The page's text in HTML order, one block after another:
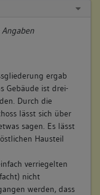
Angaben
ergab
Gebäude ist drei-
Durch die
lässt sich über
sagen. Es lässt
Hausteil
verriegelten
nicht
werden, dass